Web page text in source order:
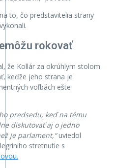
to, čo predstavitelia strany
rokovať
že Kollár za okrúhlym stolom
keďže jeho strana je
voľbách ešte
predsedu, keď na tému
diskutovať aj o jedno
je parlament,“uviedol
stretnutie s